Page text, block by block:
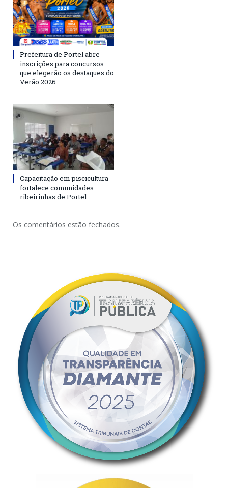
Prefeitura de Portel abre
inscrições para concursos
que elegerão os destaques do
Verão 2026
Capacitação em piscicultura
fortalece comunidades
ribeirinhas de Portel
Os comentários estão fechados.